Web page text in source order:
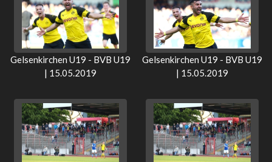
Gelsenkirchen U19 - BVB U19
| 15.05.2019
Gelsenkirchen U19 - BVB U19
| 15.05.2019